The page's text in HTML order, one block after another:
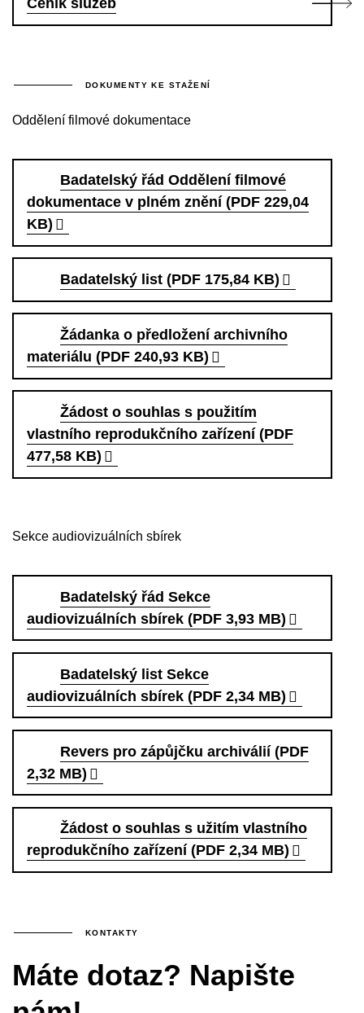
DOKUMENTY KE STAŽENÍ
Oddělení filmové dokumentace
Badatelský řád Oddělení filmové
dokumentace v plném znění (PDF 229,04
KB)
Badatelský list (PDF 175,84 KB)
Žádanka o předložení archivního
materiálu (PDF 240,93 KB)
Žádost o souhlas s použitím
vlastního reprodukčního zařízení (PDF
477,58 KB)
Sekce audiovizuálních sbírek
Badatelský řád Sekce
audiovizuálních sbírek (PDF 3,93 MB)
Badatelský list Sekce
audiovizuálních sbírek (PDF 2,34 MB)
Revers pro zápůjčku archiválií (PDF
2,32 MB)
Žádost o souhlas s užitím vlastního
reprodukčního zařízení (PDF 2,34 MB)
KONTAKTY
Máte dotaz? Napište